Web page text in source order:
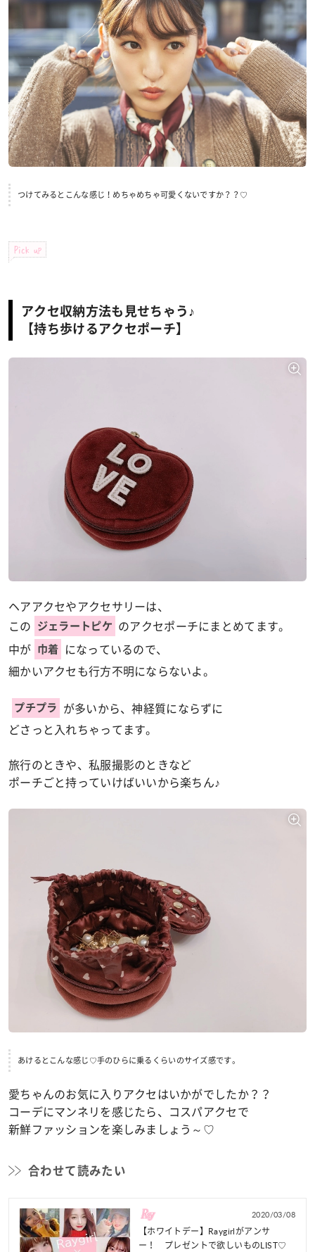
つけてみるとこんな感じ！めちゃめちゃ可愛くないですか？？♡
Pick up
アクセ収納方法も見せちゃう♪
【持ち歩けるアクセポーチ】
ヘアアクセやアクセサリーは、
この
ジェラートピケ のアクセポーチにまとめてます。
中が 巾着
になっているので、
細かいアクセも行方不明にならないよ。
プチプラ
が多いから、神経質にならずに
どさっと入れちゃってます。
旅行のときや、私服撮影のときなど
ポーチごと持っていけばいいから楽ちん♪
あけるとこんな感じ♡手のひらに乗るくらいのサイズ感です。
愛ちゃんのお気に入りアクセはいかがでしたか？？
コーデにマンネリを感じたら、コスパアクセで
新鮮ファッションを楽しみましょう～♡
合わせて読みたい
2020/03/08
【ホワイトデー】Raygirlがアンサ
ー！ プレゼントで欲しいものLIST♡